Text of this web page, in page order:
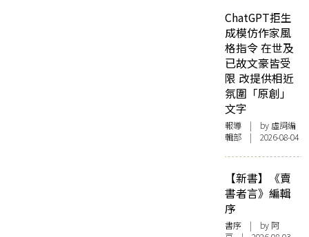
ChatGPT拒生
成模仿作家風
格指令 在世及
已故文豪皆受
限 改提供相近
氛圍「原創」
文字
報導 | by 虛詞編
輯部 | 2026-08-04
【新書】《賣
書者言》編輯
序
書序 | by 阿